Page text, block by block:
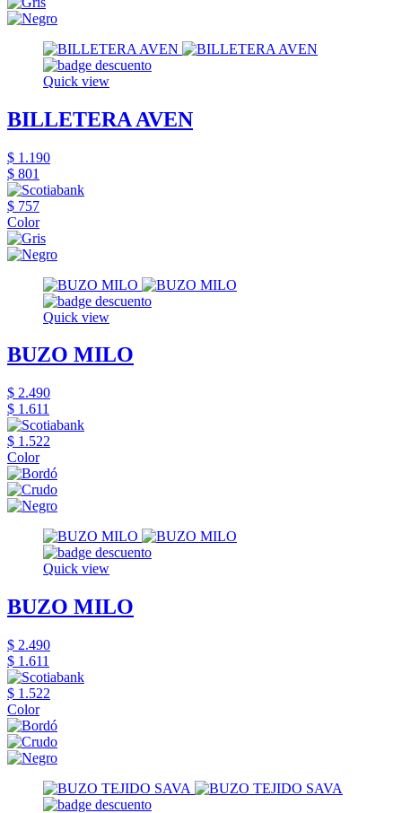
Quick view
BILLETERA AVEN
$ 1.190
$ 801
$ 757
Color
Quick view
BUZO MILO
$ 2.490
$ 1.611
$ 1.522
Color
Quick view
BUZO MILO
$ 2.490
$ 1.611
$ 1.522
Color